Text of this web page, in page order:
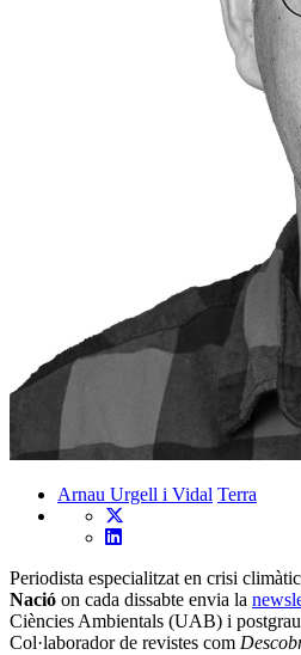
Arnau Urgell i Vidal Terra
Periodista especialitzat en crisi
Nació on cada dissabte envia la
Ciències Ambientals (UAB) i
Col·laborador de revistes com